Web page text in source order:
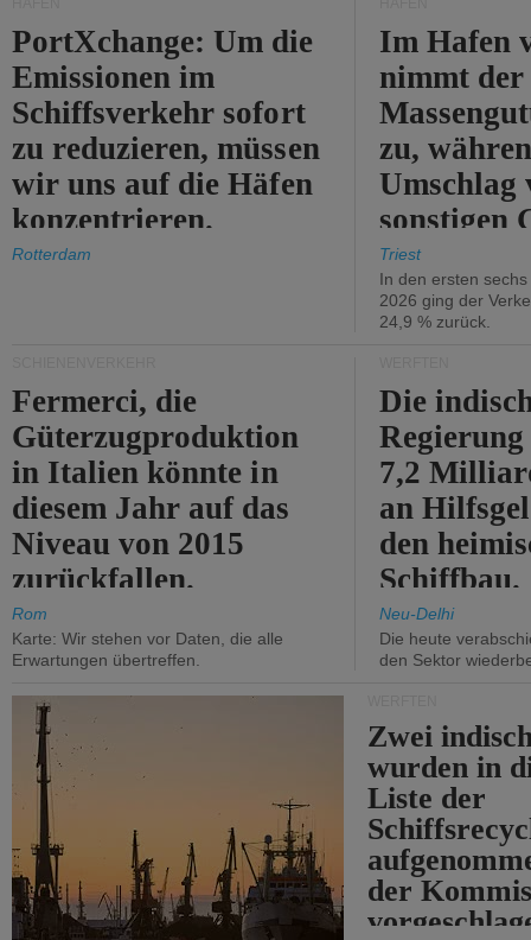
PortXchange: Um die
Emissionen im
Schiffsverkehr sofort
zu reduzieren, müssen
wir uns auf die Häfen
konzentrieren.
Rotterdam
Im Hafen
nimmt der
zu,
Umschlag
sonstigen
abnimmt.
Triest
In den ersten
2026 ging der
24,9 % zurück.
Fermerci, die
Güterzugproduktion
in Italien könnte in
diesem Jahr auf das
Niveau von 2015
zurückfallen.
Rom
Karte: Wir stehen vor Daten, die alle
Erwartungen übertreffen.
Die
7,2
an
den
Schiffbau.
Neu-Delhi
Die heute
den Sektor
Zwei
wurden in
Liste der
der